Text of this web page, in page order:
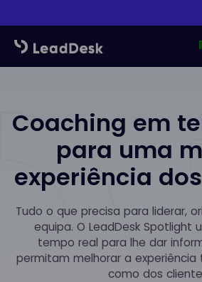
Coaching em
para uma
experiência
Tudo o que precisa para liderar,
equipa. O LeadDesk Spotlight
tempo real para lhe dar
permitam melhorar a
como dos